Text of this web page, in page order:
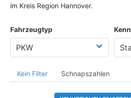
im Kreis Region Hannover.
Fahrzeugtyp
Kein Filter Schnapszahlen